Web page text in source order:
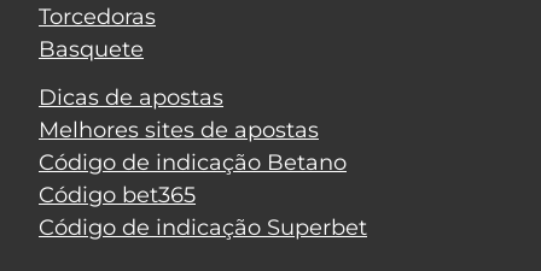
Torcedoras
Basquete
Dicas de apostas
Melhores sites de apostas
Código de indicação Betano
Código bet365
Código de indicação Superbet